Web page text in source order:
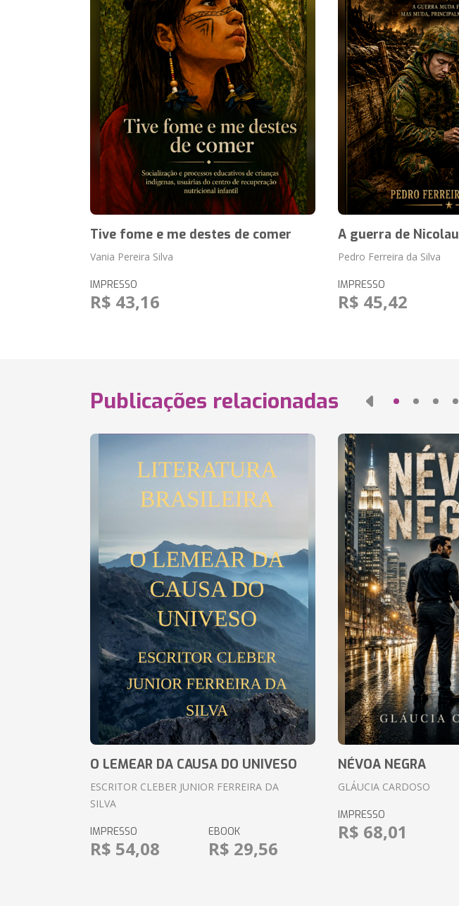
Tive fome e me destes de comer
Vania Pereira Silva
IMPRESSO
R$ 43,16
A guerra de Nicolau
Pedro Ferreira da Silva
IMPRESSO
R$ 45,42
Publicações relacionadas
O LEMEAR DA CAUSA DO UNIVESO
ESCRITOR CLEBER JUNIOR FERREIRA DA
SILVA
IMPRESSO
R$ 54,08
EBOOK
R$ 29,56
NÉVOA NEGRA
GLÁUCIA CARDOSO
IMPRESSO
R$ 68,01